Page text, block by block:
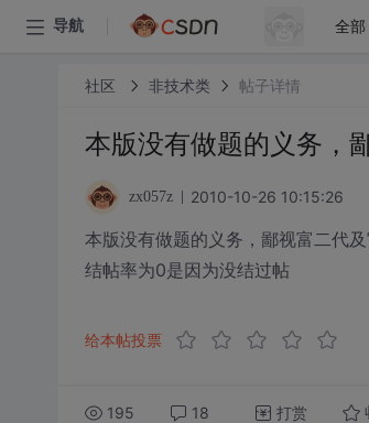
导航 全部
社区 非技术类 帖子详情
本版没有做题的义务，
zx057z 2010-10-26 10:15:26
本版没有做题的义务，鄙视富二代及
结帖率为0是因为没结过帖
给本帖投票
195 18 打赏